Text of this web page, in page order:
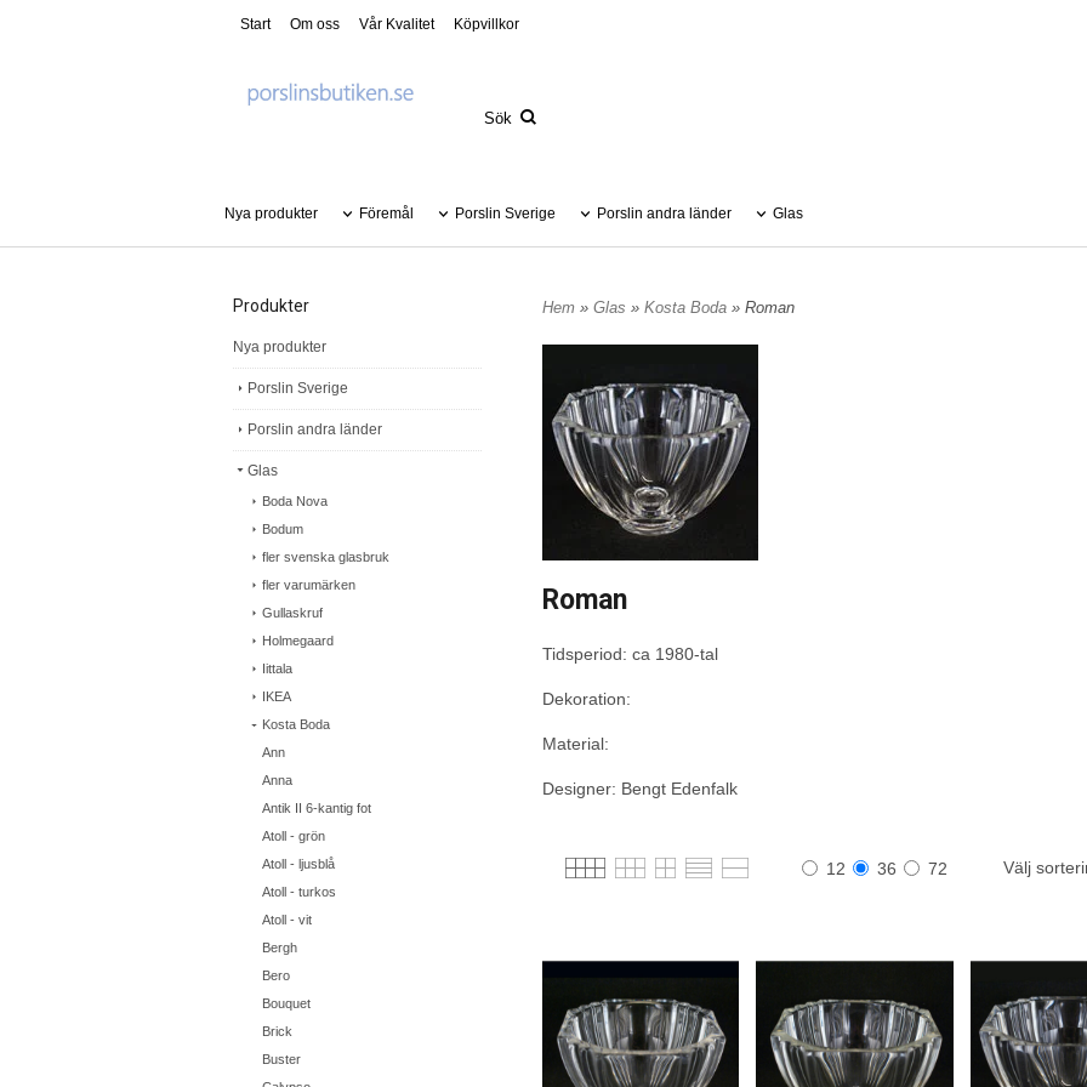
Start Om oss Vår Kvalitet Köpvillkor
Nya produkter Föremål Porslin Sverige Porslin andra länder Glas
Produkter
Nya produkter
Porslin Sverige
Porslin andra länder
Glas
Boda Nova
Bodum
fler svenska glasbruk
fler varumärken
Gullaskruf
Holmegaard
Iittala
IKEA
Kosta Boda
Ann
Anna
Antik II 6-kantig fot
Atoll - grön
Atoll - ljusblå
Atoll - turkos
Atoll - vit
Bergh
Bero
Bouquet
Brick
Buster
Hem » Glas » Kosta Boda » Roman
Roman
Tidsperiod: ca 1980-tal
Dekoration:
Material:
Designer: Bengt Edenfalk
12 36 72 Välj